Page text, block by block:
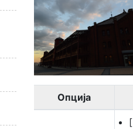
Опција
[